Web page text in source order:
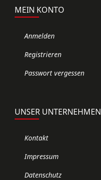
MEIN KONTO
Anmelden
Registrieren
Passwort vergessen
UNSER UNTERNEHMEN
Kontakt
Impressum
Datenschutz